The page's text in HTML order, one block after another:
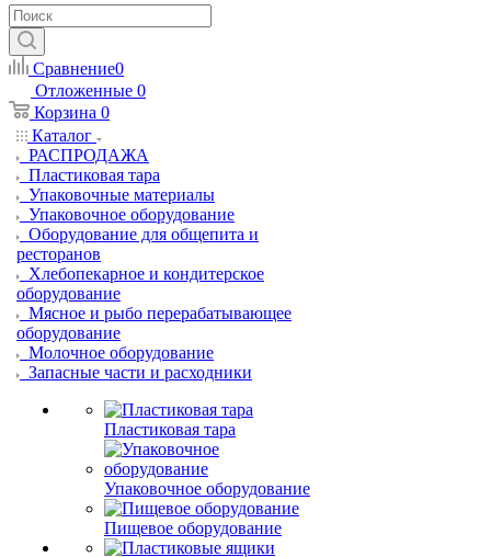
Сравнение0
Отложенные 0
Корзина 0
Каталог
РАСПРОДАЖА
Пластиковая тара
Упаковочные материалы
Упаковочное оборудование
Оборудование для общепита и
ресторанов
Хлебопекарное и кондитерское
оборудование
Мясное и рыбо перерабатывающее
оборудование
Молочное оборудование
Запасные части и расходники
Пластиковая тара
Упаковочное оборудование
Пищевое оборудование